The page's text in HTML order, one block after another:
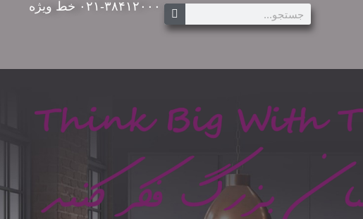
۰۲۱-۳۸۴۱۲۰۰۰ خط ویژه